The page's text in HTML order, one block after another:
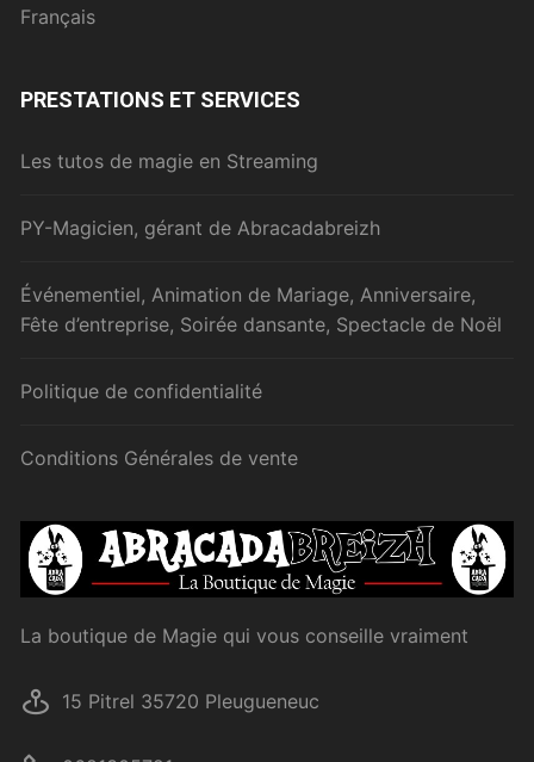
Français
PRESTATIONS ET SERVICES
Les tutos de magie en Streaming
PY-Magicien, gérant de Abracadabreizh
Événementiel, Animation de Mariage, Anniversaire,
Fête d’entreprise, Soirée dansante, Spectacle de Noël
Politique de confidentialité
Conditions Générales de vente
La boutique de Magie qui vous conseille vraiment
15 Pitrel 35720 Pleugueneuc